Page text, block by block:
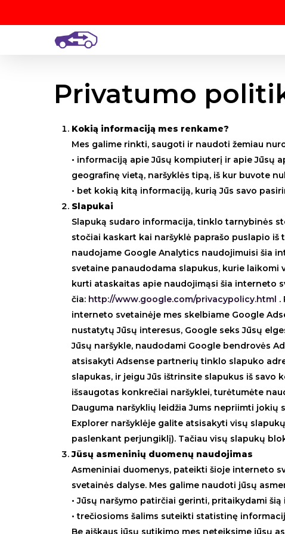
to
Privatumo
Kokią informaciją mes renkame?
Mes galime rinkti, saugoti ir naudoti žemiau
• informaciją apie Jūsų kompiuterį ir apie Jūsų
geografinę vietą, naršyklės tipą, iš kur buvote
• bet kokią kitą informaciją, kurią Jūs savo
Slapukai
Slapuką sudaro informacija, tinklo tarnybinės
stočiai kaskart kai naršyklė paprašo puslapio
naudojame Google Analytics naudojimuisi šia
svetaine panaudodama slapukus, kurie
kurti ataskaitas apie naudojimąsi šia interneto
čia: http://www.google.com/privacypolicy.html .
interneto svetainėje mes skelbiame Google
nustatytų Jūsų interesus, Google seks Jūsų
Jūsų naršykle, naudodami Google bendrovės
atsisakyti Adsense partnerių tinklo slapuko
slapukas, ir jeigu Jūs ištrinsite slapukus iš
išsaugotas konkrečiai naršyklei, turėtumėte
Dauguma naršyklių leidžia Jums nepriimti
Explorer naršyklėje galite atsisakyti visų
paslenkant perjungiklį). Tačiau visų slapukų
Jūsų asmeninių duomenų naudojimas
Asmeniniai duomenys, pateikti šioje interneto
svetainės dalyse. Mes galime naudoti jūsų
• Jūsų naršymo patirčiai gerinti, pritaikydami
• trečiosioms šalims suteikti statistinę
Be aiškaus jūsų sutikimo mes neteiksime jūsų